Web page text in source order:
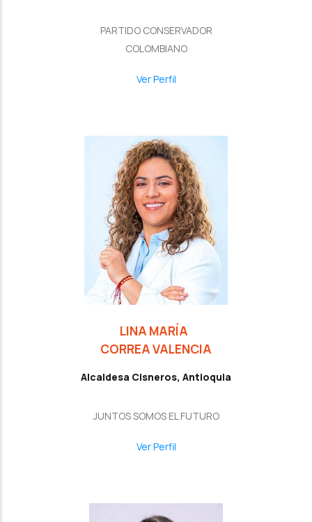
PARTIDO CONSERVADOR
COLOMBIANO
Ver Perfil
LINA MARÍA
CORREA VALENCIA
Alcaldesa Cisneros, Antioquia
JUNTOS SOMOS EL FUTURO
Ver Perfil